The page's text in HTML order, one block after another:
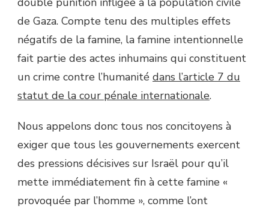
de Gaza. Compte tenu des multiples effets
négatifs de la famine, la famine intentionnelle
fait partie des actes inhumains qui constituent
un crime contre l’humanité dans l’article 7 du
statut de la cour pénale internationale.
Nous appelons donc tous nos concitoyens à
exiger que tous les gouvernements exercent
des pressions décisives sur Israël pour qu’il
mette immédiatement fin à cette famine «
provoquée par l’homme », comme l’ont